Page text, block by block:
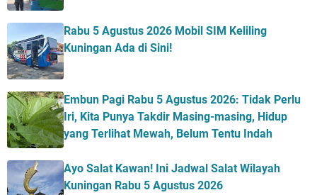
Rabu 5 Agustus 2026 Mobil SIM Keliling
Kuningan Ada di Sini!
Embun Pagi Rabu 5 Agustus 2026: Tidak Perlu
Iri, Kita Punya Takdir Masing-masing, Hidup
yang Terlihat Mewah, Belum Tentu Indah
Ayo Salat Kawan! Ini Jadwal Salat Wilayah
Kuningan Rabu 5 Agustus 2026